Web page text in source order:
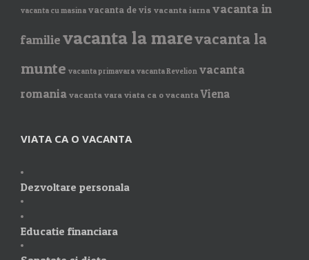
vacanta cu masina vacanta de vis vacanta iarna vacanta in
familievacanta la marevacanta la
munte vacanta primavara vacanta Revelion vacanta
romania vacanta vara viata ca o vacanta Viena
VIATA CA O VACANTA
Dezvoltare personala
Educatie financiara